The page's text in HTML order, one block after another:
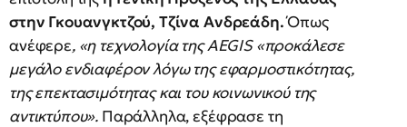
στην Γκουανγκτζού, Τζίνα Ανδρεάδη. Όπως
ανέφερε, «η τεχνολογία της AEGIS «προκάλεσε
μεγάλο ενδιαφέρον λόγω της εφαρμοστικότητας,
της επεκτασιμότητας και του κοινωνικού της
αντικτύπου». Παράλληλα, εξέφρασε τη